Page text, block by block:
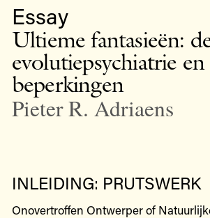
Essay
Ultieme fantasieën:
evolutiepsychiatrie en
beperkingen
Pieter R. Adriaens
INLEIDING: PRUTSWERK
Onovertroffen Ontwerper of